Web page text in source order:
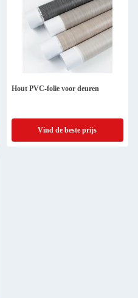
Hout PVC-folie voor deuren
Vind de beste prijs